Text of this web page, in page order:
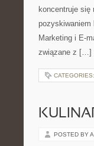
koncentruje
pozyskiwaniem
Marketing i E-
związane z […]
CATEGORIES:
POSTED BY